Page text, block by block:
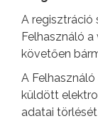
A regisztráció
Felhasználó
követően
A Felhasználó
küldött
adatai